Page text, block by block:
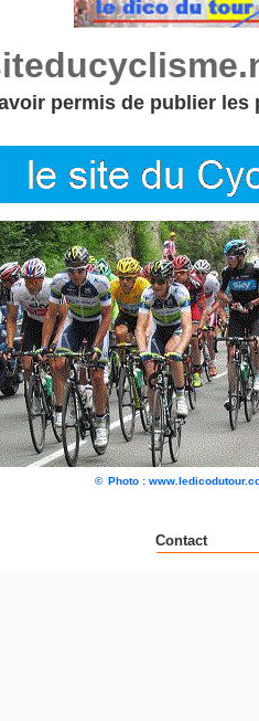
permis de publier les
© Photo :
Contact